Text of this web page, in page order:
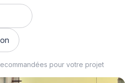
pour votre projet